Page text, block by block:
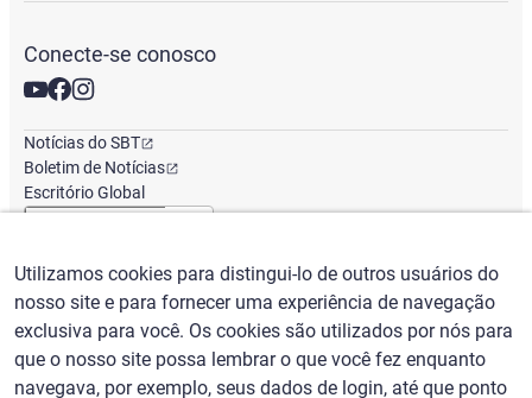
Conecte-se conosco
Notícias do SBT
Boletim de Notícias
Escritório Global
Português/ ($) USD
Utilizamos cookies para distingui-lo de outros usuários do
nosso site e para fornecer uma experiência de navegação
exclusiva para você. Os cookies são utilizados por nós para
que o nosso site possa lembrar o que você fez enquanto
navegava, por exemplo, seus dados de login, até que ponto